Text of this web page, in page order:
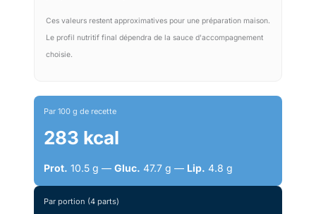
Ces valeurs restent approximatives pour une préparation maison.
Le profil nutritif final dépendra de la sauce d'accompagnement
choisie.
Par 100 g de recette
283 kcal
Prot. 10.5 g — Gluc. 47.7 g — Lip. 4.8 g
Par portion (4 parts)